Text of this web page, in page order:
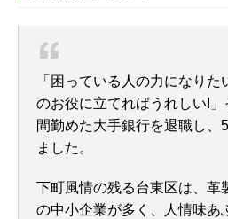
「困っている人の力になり
のお役に立てればうれしい!
間勤めた大手銀行を退職し、
ました。
下町風情の残る台東区は、革
の中小企業が多く、人情味あ